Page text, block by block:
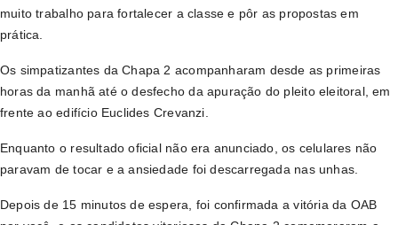
muito trabalho para fortalecer a classe e pôr as propostas em
prática.
Os simpatizantes da Chapa 2 acompanharam desde as primeiras
horas da manhã até o desfecho da apuração do pleito eleitoral, em
frente ao edifício Euclides Crevanzi.
Enquanto o resultado oficial não era anunciado, os celulares não
paravam de tocar e a ansiedade foi descarregada nas unhas.
Depois de 15 minutos de espera, foi confirmada a vitória da OAB